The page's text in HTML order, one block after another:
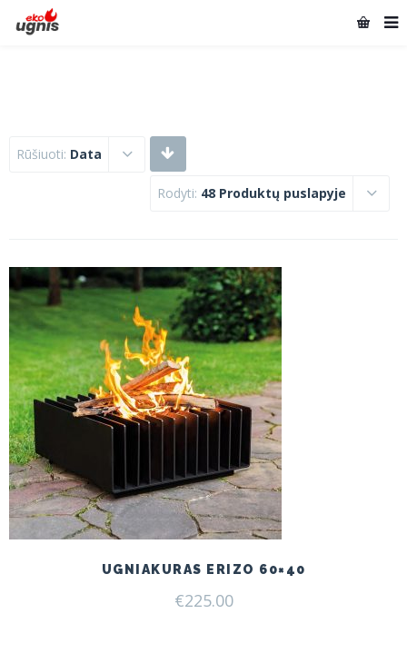
Rūšiuoti: Data
Rodyti: 48 Produktų puslapyje
UGNIAKURAS ERIZO 60×40
€225.00